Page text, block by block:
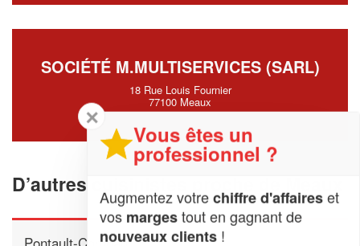
SOCIÉTÉ M.MULTISERVICES (SARL)
18 Rue Louis Fournier
77100 Meaux
D’autres cuisinistes proche de Meaux
Pontault-Combault
✕
Vous êtes un
professionnel ?
Augmentez votrechiffre d'affaireset
vos margestout en gagnant de
nouveaux clients !